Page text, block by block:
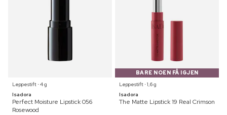
Leppestift ⋅ 4 g
Isadora
Perfect Moisture Lipstick 056
Rosewood
BARE NOEN FÅ IGJEN
Leppestift ⋅ 1,6 g
Isadora
The Matte Lipstick 19 Real Crimson